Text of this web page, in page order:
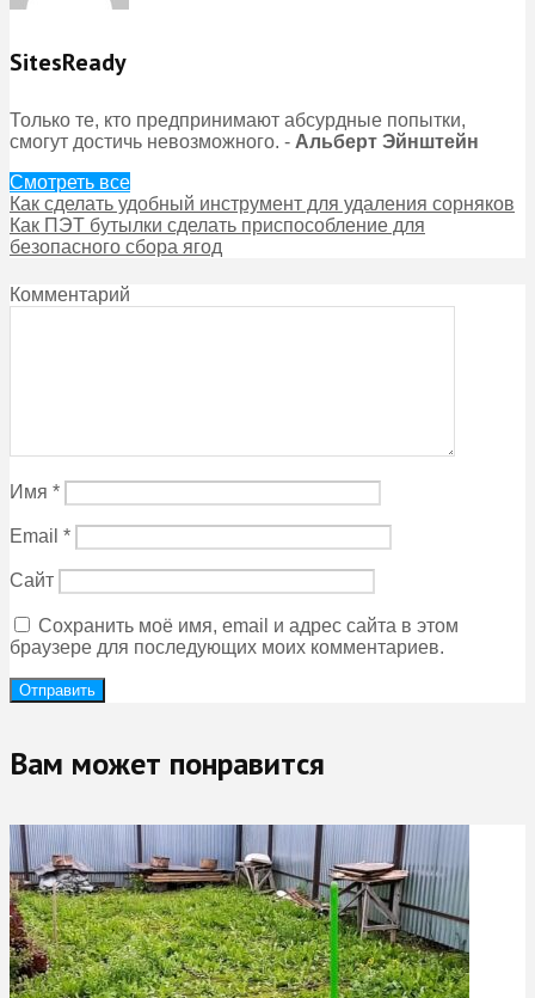
SitesReady
Только те, кто предпринимают абсурдные попытки,
смогут достичь невозможного. - Альберт Эйнштейн
Смотреть все
Как сделать удобный инструмент для удаления сорняков
Как ПЭТ бутылки сделать приспособление для
безопасного сбора ягод
Комментарий
Имя *
Email *
Сайт
Сохранить моё имя, email и адрес сайта в этом
браузере для последующих моих комментариев.
Вам может понравится